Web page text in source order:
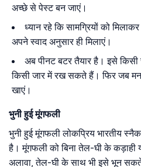
अच्छे से पेस्ट बन जाएं।
ध्यान रहे कि सामग्रियों को
अपने स्वाद अनुसार ही मिलाएं।
अब पीनट बटर तैयार है। इसे
किसी जार में रख सकते हैं। फिर जब
खाएं।
भुनी हुई मूंगफली
भुनी हुई मूंगफली लोकप्रिय भारतीय
है। मूंगफली को बिना तेल-घी के
अलावा, तेल-घी के साथ भी इसे भून